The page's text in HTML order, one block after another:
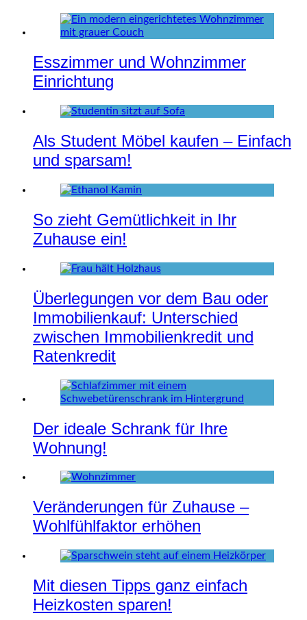
Esszimmer und Wohnzimmer
Einrichtung
Als Student Möbel kaufen – Einfach
und sparsam!
So zieht Gemütlichkeit in Ihr
Zuhause ein!
Überlegungen vor dem Bau oder
Immobilienkauf: Unterschied
zwischen Immobilienkredit und
Ratenkredit
Der ideale Schrank für Ihre
Wohnung!
Veränderungen für Zuhause –
Wohlfühlfaktor erhöhen
Mit diesen Tipps ganz einfach
Heizkosten sparen!